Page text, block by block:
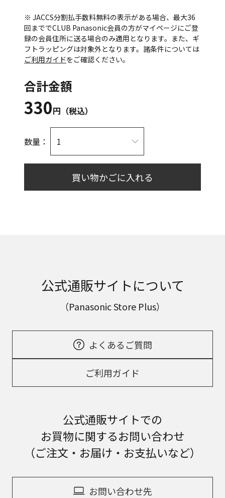
※ JACCS分割払手数料無料の表示がある場合、最大36
回まででCLUB Panasonic会員の方がマイページにご登
録の会員住所に送る場合のみ適用となります。また、ギ
フトラッピングは対象外となります。諸条件については
ご利用ガイドをご確認ください。
合計金額
330円（税込）
数量：
買い物かごに入れる
公式通販サイトについて
（Panasonic Store Plus）
よくあるご質問
ご利用ガイド
公式通販サイトでの
お買物に関するお問い合わせ
（ご注文・お届け・お支払いなど）
お問い合わせ先